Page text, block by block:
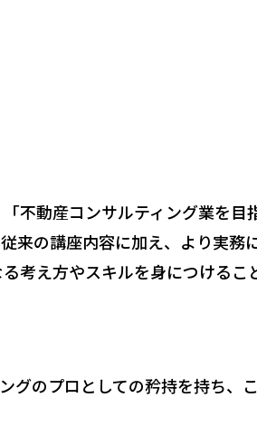
不動産コンサルティング業を目
来の講座内容に加え、より実務
考え方やスキルを身につけるこ
のプロとしての矜持を持ち、